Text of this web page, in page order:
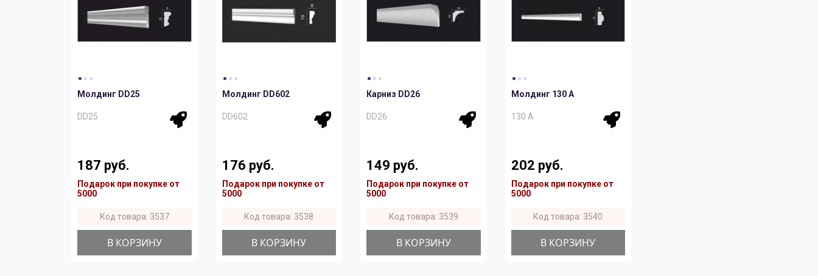
Молдинг DD25
DD25
187 руб.
Подарок при покупке от
5000
Код товара: 3537
В КОРЗИНУ
Молдинг DD602
DD602
176 руб.
Подарок при покупке от
5000
Код товара: 3538
В КОРЗИНУ
Карниз DD26
DD26
149 руб.
Подарок при покупке от
5000
Код товара: 3539
В КОРЗИНУ
Молдинг 130 A
130 A
202 руб.
Подарок при покупке от
5000
Код товара: 3540
В КОРЗИНУ